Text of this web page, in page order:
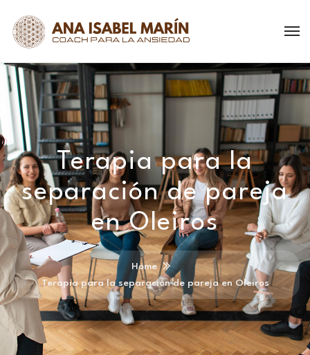
Terapia para la
separación de pareja
en Oleiros
Home
Terapia para la separación de pareja en Oleiros